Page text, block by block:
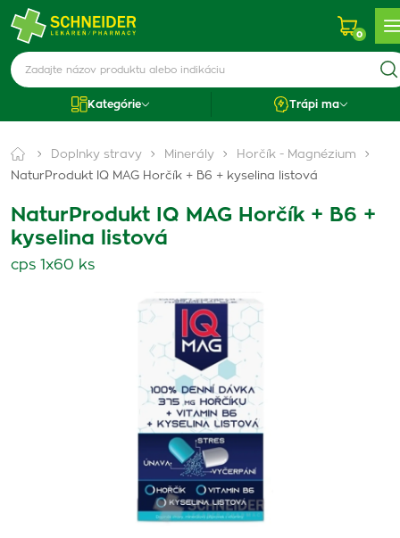
0
Kategórie Trápi ma
Doplnky stravy Minerály
Horčík - Magnézium
NaturProdukt IQ MAG Horčík + B6 + kyselina listová
NaturProdukt IQ MAG Horčík + B6 +
kyselina listová
cps 1x60 ks